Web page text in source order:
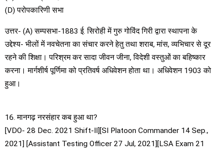
(D) परोपकारिणी सभा
उत्तर- (A) सम्पसभा-1883 ई. सिरोही में गुरु गोविंद गिरी द्वारा स्थापना के
उद्देश्य- भीलों में नवचेतना का संचार करने हेतु तथा शराब, मांस, व्यभिचार से दूर
रहने की शिक्षा। परिश्रम कर सादा जीवन जीना, विदेशी वस्तुओं का बहिष्कार
करना। मार्गशीर्ष पूर्णिमा को प्रतिवर्ष अधिवेशन होता था। अधिवेशन 1903 को
हुआ।
16. मानगढ़ नरसंहार कब हुआ था?
[VDO- 28 Dec. 2021 Shift-II][SI Platoon Commander 14 Sep.,
2021] [Assistant Testing Officer 27 Jul, 2021][LSA Exam 21